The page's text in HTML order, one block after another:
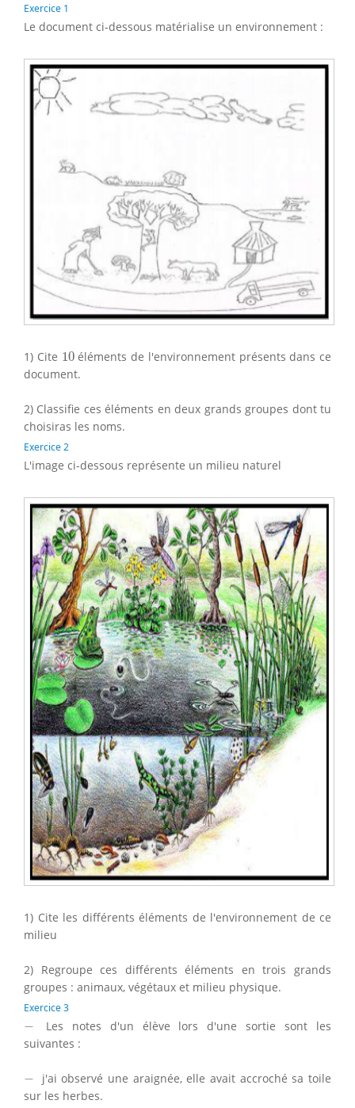
Exercice 1
Le document ci-dessous matérialise un environnement :
1) Cite 10
10éléments de l'environnement présents dans ce
document.
2) Classifie ces éléments en deux grands groupes dont tu
choisiras les noms.
Exercice 2
L'image ci-dessous représente un milieu naturel
1) Cite les différents éléments de l'environnement de ce
milieu
2) Regroupe ces différents éléments en trois grands
groupes : animaux, végétaux et milieu physique.
Exercice 3
−
Les notes d'un élève lors d'une sortie sont les
suivantes :
−
j'ai observé une araignée, elle avait accroché sa toile
sur les herbes.